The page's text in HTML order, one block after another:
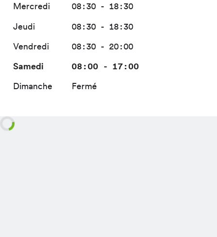
Mercredi
08:30 - 18:30
Jeudi
08:30 - 18:30
Vendredi
08:30 - 20:00
Samedi
08:00 - 17:00
Dimanche
Fermé